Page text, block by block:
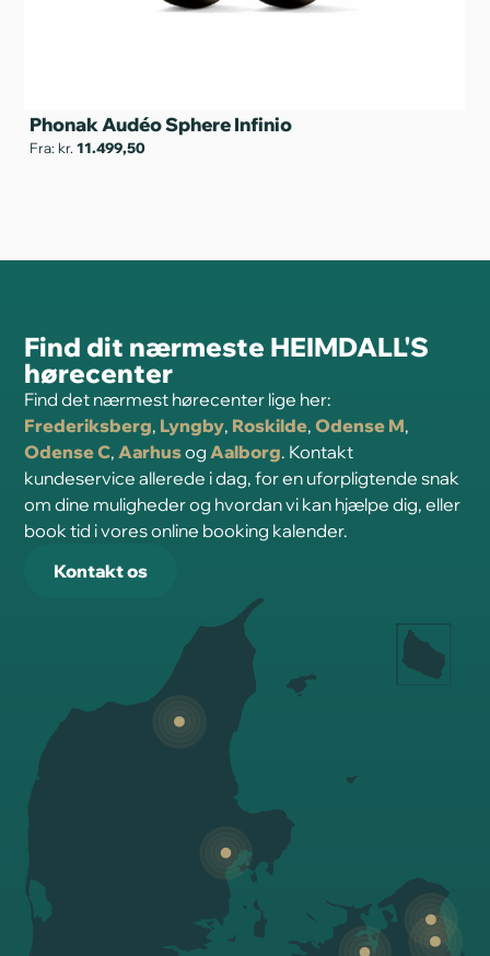
Phonak Audéo Sphere Infinio
Fra: kr. 11.499,50
Find dit nærmeste HEIMDALL'S
hørecenter
Find det nærmest hørecenter lige her:
Frederiksberg, Lyngby, Roskilde,Odense M,
Odense C, Aarhusog Aalborg. Kontakt
kundeservice allerede i dag, for en uforpligtende snak
om dine muligheder og hvordan vi kan hjælpe dig, eller
book tid i vores online booking kalender.
Kontakt os